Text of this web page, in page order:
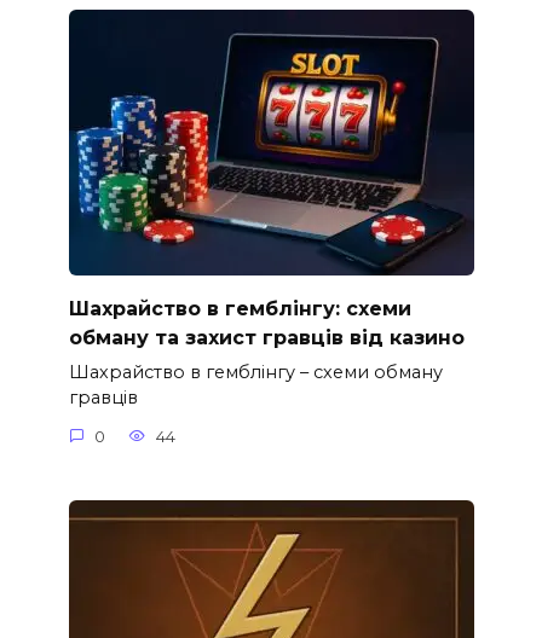
Шахрайство в гемблінгу: схеми
обману та захист гравців від казино
Шахрайство в гемблінгу – схеми обману
гравців
0 44